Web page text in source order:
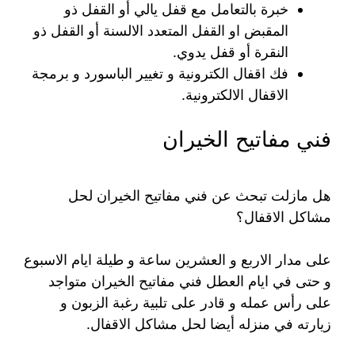
خبرة بالتعامل مع قفل يالي أو القفل ذو
المقبض او القفل المتعدد الالسنة أو القفل ذو
النقرة أو قفل يدوي.
فك اقفال الكترونية و تغيير الباسورد و برمجة
الاقفال الالكترونية.
فني مفاتيح الخيران
هل مازلت تبحث عن فني مفاتيح الخيران لحل
مشاكل الاقفال؟
على مدار الاربع و العشرين ساعة و طيلة ايام الاسبوع
و حتى في ايام العطل فني مفاتيح الخيران متواجد
على رأس عمله و قادر على تلبية رغبة الزبون و
زيارته في منزله أيضا لحل مشاكل الاقفال.